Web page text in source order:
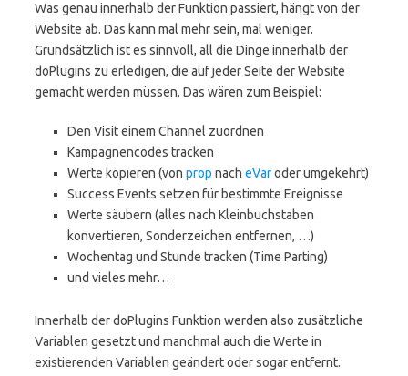
Was genau innerhalb der Funktion passiert, hängt von der
Website ab. Das kann mal mehr sein, mal weniger.
Grundsätzlich ist es sinnvoll, all die Dinge innerhalb der
doPlugins zu erledigen, die auf jeder Seite der Website
gemacht werden müssen. Das wären zum Beispiel:
Den Visit einem Channel zuordnen
Kampagnencodes tracken
Werte kopieren (von prop nach eVaroder umgekehrt)
Success Events setzen für bestimmte Ereignisse
Werte säubern (alles nach Kleinbuchstaben
konvertieren, Sonderzeichen entfernen, …)
Wochentag und Stunde tracken (Time Parting)
und vieles mehr…
Innerhalb der doPlugins Funktion werden also zusätzliche
Variablen gesetzt und manchmal auch die Werte in
existierenden Variablen geändert oder sogar entfernt.